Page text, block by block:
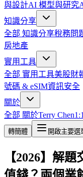
與設計AI 模型與研究
知識分享
全部 知識分享稅務問
房地產
實用工具
全部 實用工具美股財
號碼 & eSIM資訊安全
關於
全部 關於Terry Chen
轉簡體 開啟主要選
【2026】解